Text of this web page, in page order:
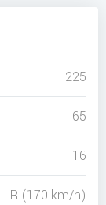
225
65
16
R (170 km/h)